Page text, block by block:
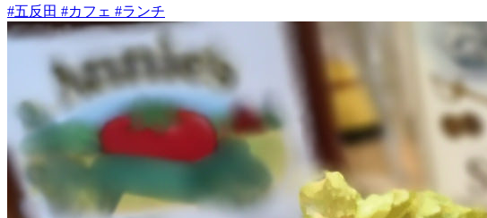
#五反田 #カフェ #ランチ